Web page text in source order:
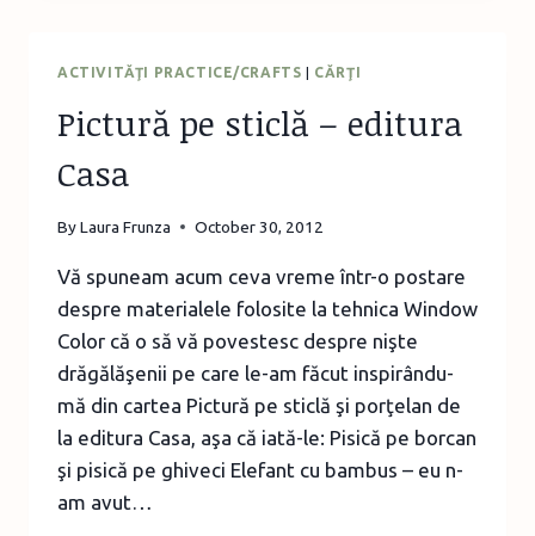
CARTE
ACTIVITĂŢI PRACTICE/CRAFTS CĂRŢI
Pictură pe sticlă – editura
Casa
ByLaura Frunza October 30, 2012
Vă spuneam acum ceva vreme într-o postare
despre materialele folosite la tehnica Window
Color că o să vă povestesc despre nişte
drăgălăşenii pe care le-am făcut inspirându-
mă din cartea Pictură pe sticlă şi porţelan de
la editura Casa, aşa că iată-le: Pisică pe borcan
şi pisică pe ghiveci Elefant cu bambus – eu n-
am avut…